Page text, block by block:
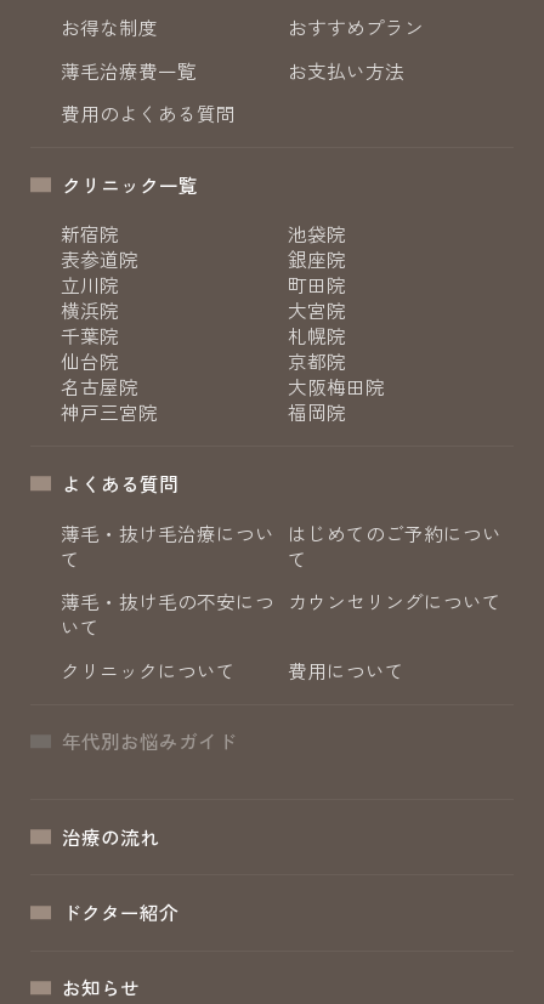
お得な制度
おすすめプラン
薄毛治療費一覧
お支払い方法
費用のよくある質問
クリニック一覧
新宿院
池袋院
表参道院
銀座院
立川院
町田院
横浜院
大宮院
千葉院
札幌院
仙台院
京都院
名古屋院
大阪梅田院
神戸三宮院
福岡院
よくある質問
薄毛・抜け毛治療につい
て
はじめてのご予約につい
て
薄毛・抜け毛の不安につ
いて
カウンセリングについて
クリニックについて 費用について
年代別お悩みガイド
治療の流れ
ドクター紹介
お知らせ